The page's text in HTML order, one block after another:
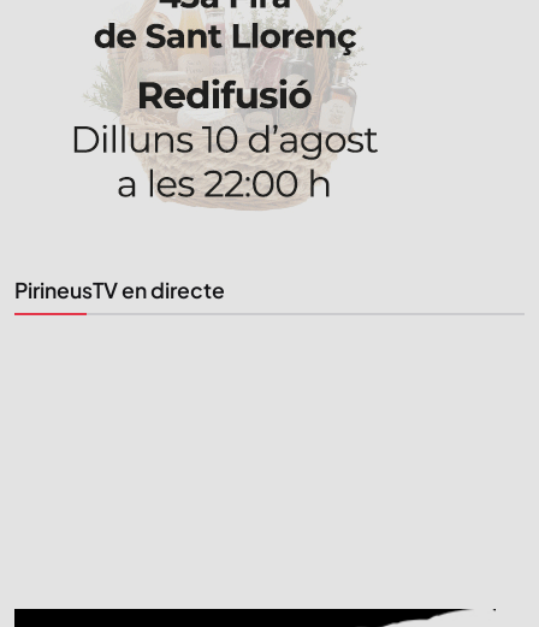
PirineusTV en directe
Uneix-te al nostre butlletí
Tota l’actualitat, seleccionada i enviada directament
al teu correu. Subscriu-te al nostre butlletí i segueix
la informació que importa.